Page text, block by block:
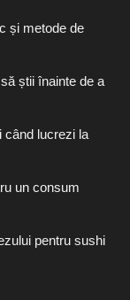
și metode de
știi înainte de a
când lucrezi la
un consum
pentru sushi